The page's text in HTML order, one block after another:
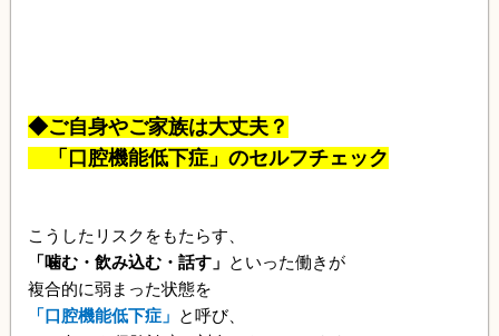
◆ご自身やご家族は大丈夫？
「口腔機能低下症」のセルフチェック
こうしたリスクをもたらす、
「噛む・飲み込む・話す」 といった働きが
複合的に弱まった状態を
「口腔機能低下症」 と呼び、